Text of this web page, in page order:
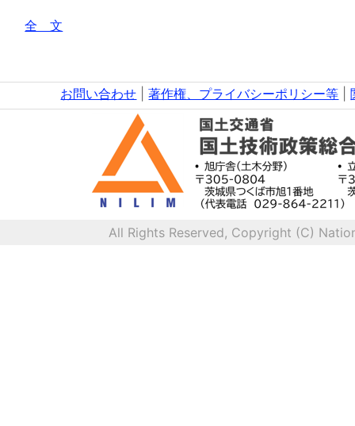
全 文
お問い合わせ |著作権、プライバシーポリシー等 |
All Rights Reserved, Copyright (C)